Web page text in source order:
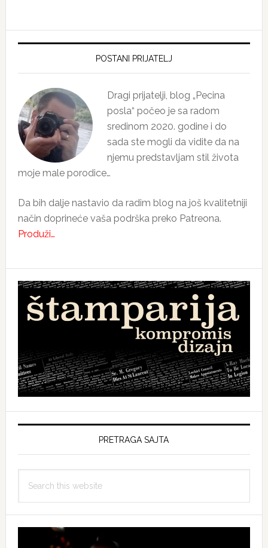
Primary
POSTANI PRIJATELJ
Dragi prijatelji, blog „Pecina
posla“ počeo je sa radom
sredinom 2020. godine i do
sada ste mogli da vidite da na
njemu predstavljam stil života
moje male porodice…
Da bih dalje nastavio da radim blog na još kvalitetniji
način doprineće vaša podrška preko Patreona.
Produži…
PRETRAGA SAJTA
this